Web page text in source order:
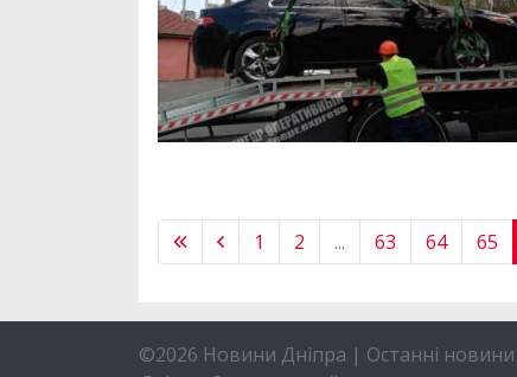
1 2 ... 63 64 65
©2026 Новини Дніпра | Останні новини